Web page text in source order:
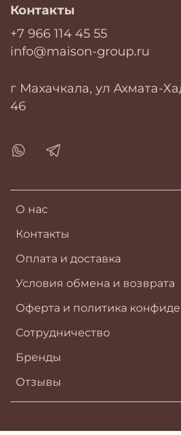
О нас
Контакты
Оплата и доставка
Условия обмена и возврата
Оферта и политика
Сотрудничество
Бренды
Отзывы
Контакты
+7 966 114 45 55
info@maison-group.ru
г Махачкала, ул Ахмата-
46